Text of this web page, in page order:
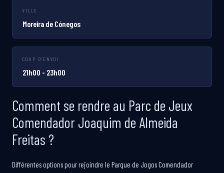
VILLE
Moreira de Cónegos
COUP D'ENVOI
21h00 - 23h00
Comment se rendre au Parc de Jeux
Comendador Joaquim de Almeida
Freitas ?
Différentes options pour rejoindre le Parque de Jogos Comendador